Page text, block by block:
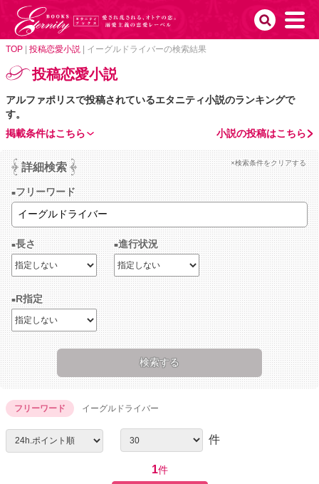
TOP 投稿恋愛小説 イーグルドライバーの検索結果
投稿恋愛小説
アルファポリスで投稿されているエタニティ小説のランキングで
す。
小説の投稿はこちら
掲載条件はこちら
詳細検索 ×検索条件をクリアする
フリーワード
長さ 進行状況
R指定
フリーワード イーグルドライバー
件
1件